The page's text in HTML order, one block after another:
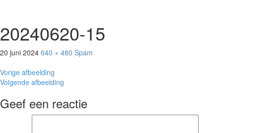
20240620-15
20 juni 2024 640 × 480 Spam
Vorige afbeelding
Volgende afbeelding
Geef een reactie